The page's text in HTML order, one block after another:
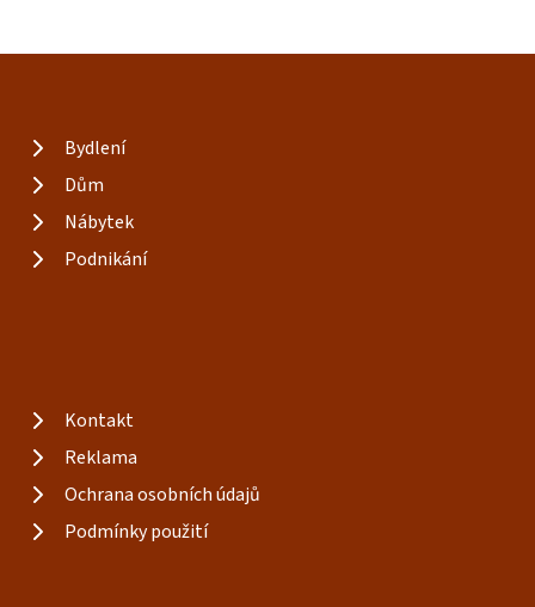
Bydlení
Dům
Nábytek
Podnikání
Kontakt
Reklama
Ochrana osobních údajů
Podmínky použití